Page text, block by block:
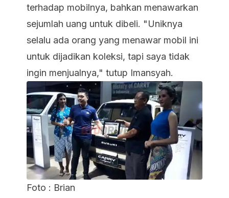
terhadap mobilnya, bahkan menawarkan
sejumlah uang untuk dibeli. "Uniknya
selalu ada orang yang menawar mobil ini
untuk dijadikan koleksi, tapi saya tidak
ingin menjualnya," tutup Imansyah.
Foto : Brian